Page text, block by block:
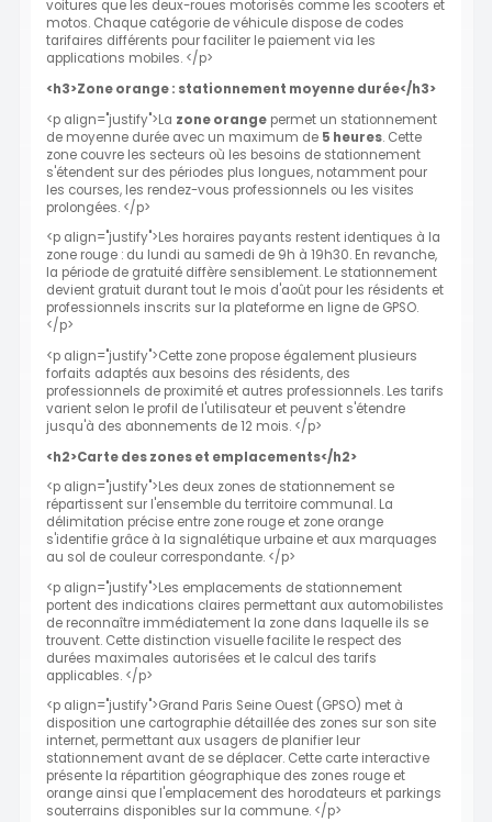
voitures que les deux-roues motorisés comme les scooters et
motos. Chaque catégorie de véhicule dispose de codes
tarifaires différents pour faciliter le paiement via les
applications mobiles. </p>
<h3>Zone orange : stationnement moyenne durée</h3>
<p align="justify">La zone orange permet un stationnement
de moyenne durée avec un maximum de 5 heures. Cette
zone couvre les secteurs où les besoins de stationnement
s'étendent sur des périodes plus longues, notamment pour
les courses, les rendez-vous professionnels ou les visites
prolongées. </p>
<p align="justify">Les horaires payants restent identiques à la
zone rouge : du lundi au samedi de 9h à 19h30. En revanche,
la période de gratuité diffère sensiblement. Le stationnement
devient gratuit durant tout le mois d'août pour les résidents et
professionnels inscrits sur la plateforme en ligne de GPSO.
</p>
<p align="justify">Cette zone propose également plusieurs
forfaits adaptés aux besoins des résidents, des
professionnels de proximité et autres professionnels. Les tarifs
varient selon le profil de l'utilisateur et peuvent s'étendre
jusqu'à des abonnements de 12 mois. </p>
<h2>Carte des zones et emplacements</h2>
<p align="justify">Les deux zones de stationnement se
répartissent sur l'ensemble du territoire communal. La
délimitation précise entre zone rouge et zone orange
s'identifie grâce à la signalétique urbaine et aux marquages
au sol de couleur correspondante. </p>
<p align="justify">Les emplacements de stationnement
portent des indications claires permettant aux automobilistes
de reconnaître immédiatement la zone dans laquelle ils se
trouvent. Cette distinction visuelle facilite le respect des
durées maximales autorisées et le calcul des tarifs
applicables. </p>
<p align="justify">Grand Paris Seine Ouest (GPSO) met à
disposition une cartographie détaillée des zones sur son site
internet, permettant aux usagers de planifier leur
stationnement avant de se déplacer. Cette carte interactive
présente la répartition géographique des zones rouge et
orange ainsi que l'emplacement des horodateurs et parkings
souterrains disponibles sur la commune. </p>